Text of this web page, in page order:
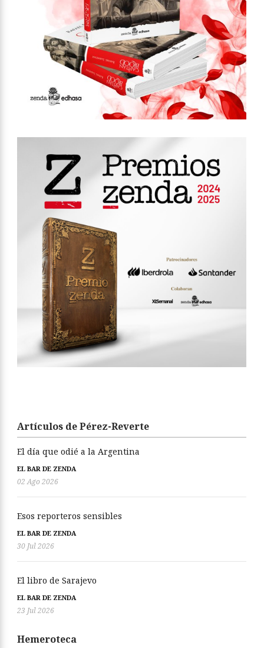
Artículos de Pérez-Reverte
El día que odié a la Argentina
EL BAR DE ZENDA
02 Ago 2026
Esos reporteros sensibles
EL BAR DE ZENDA
30 Jul 2026
El libro de Sarajevo
EL BAR DE ZENDA
23 Jul 2026
Hemeroteca